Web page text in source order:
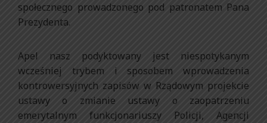
społecznego prowadzonego pod patronatem Pana
Prezydenta.
Apel nasz podyktowany jest niespotykanym
wcześniej trybem i sposobem wprowadzenia
kontrowersyjnych zapisów w Rządowym projekcie
ustawy o zmianie ustawy o zaopatrzeniu
emerytalnym funkcjonariuszy Policji, Agencji